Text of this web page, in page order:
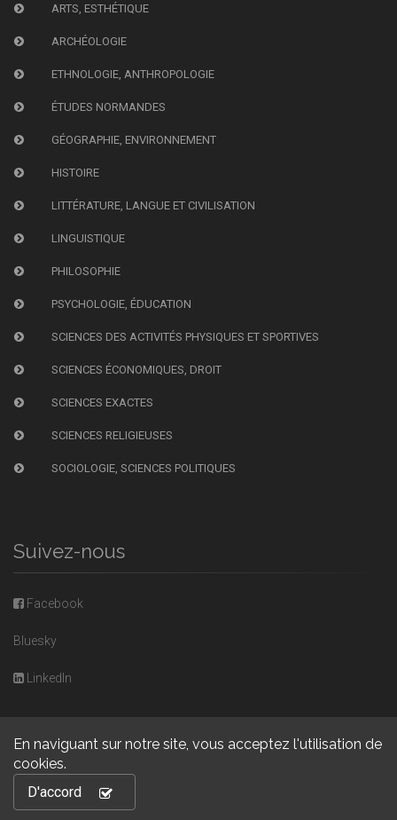
En naviguant sur notre site, vous acceptez l'utilisation de
cookies.
D'accord
ARTS, ESTHÉTIQUE
ARCHÉOLOGIE
ETHNOLOGIE, ANTHROPOLOGIE
ÉTUDES NORMANDES
GÉOGRAPHIE, ENVIRONNEMENT
HISTOIRE
LITTÉRATURE, LANGUE ET CIVILISATION
LINGUISTIQUE
PHILOSOPHIE
PSYCHOLOGIE, ÉDUCATION
SCIENCES DES ACTIVITÉS PHYSIQUES ET SPORTIVES
SCIENCES ÉCONOMIQUES, DROIT
SCIENCES EXACTES
SCIENCES RELIGIEUSES
SOCIOLOGIE, SCIENCES POLITIQUES
Suivez-nous
Facebook
Bluesky
LinkedIn